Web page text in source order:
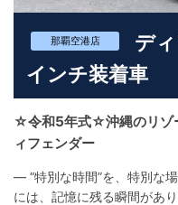
リーで上質な旅を楽しみたい方 におすすめの一台です。
スレンタカーでは、この
の旅を軽快かつ快適に楽しめるプレ
ております。 街も海も、思いのままに。 BMWならではのスポー
ティなドライブフィールを
那覇空港店
デ
インチ装着車
☆令和5年式☆沖縄のリゾ
ィフェンダー
― “特別な時間”を、特別な場
には、記憶に残る瞬間があ